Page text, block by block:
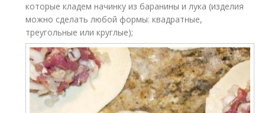
которые кладем начинку из баранины и лука (изделия
можно сделать любой формы: квадратные,
треугольные или круглые);